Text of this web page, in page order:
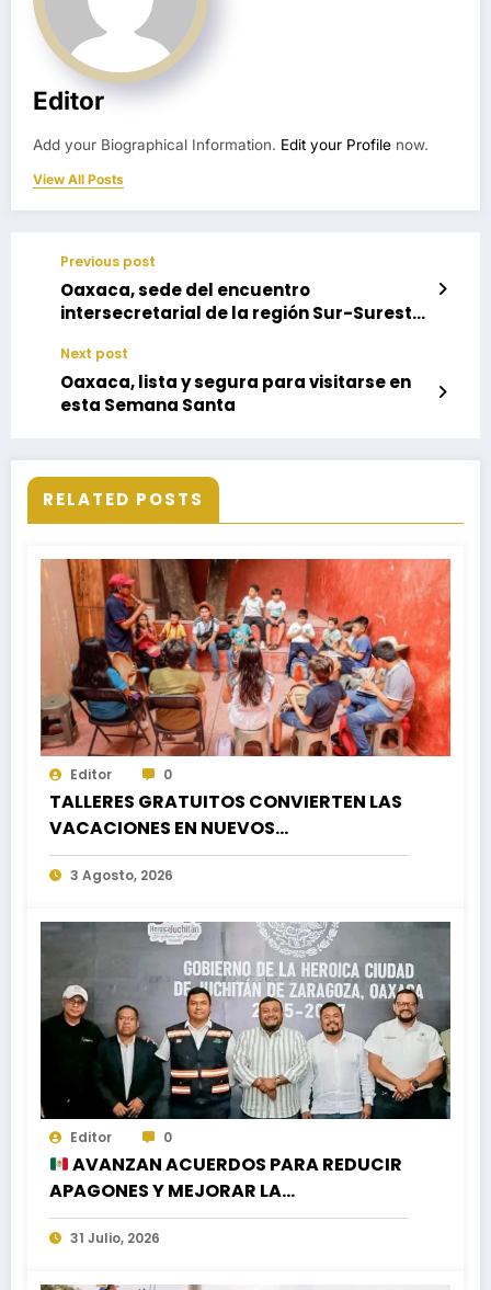
Editor
Add your Biographical Information. Edit your Profile now.
View All Posts
Previous post
Oaxaca, sede del encuentro
intersecretarial de la región Sur-Sureste
Next post
Oaxaca, lista y segura para visitarse en
esta Semana Santa
RELATED POSTS
Editor 0
TALLERES GRATUITOS CONVIERTEN LAS
VACACIONES EN NUEVOS
APRENDIZAJES PARA LA NIÑEZ
3 Agosto, 2026
Editor 0
AVANZAN ACUERDOS PARA REDUCIR
APAGONES Y MEJORAR LA
DISTRIBUCIÓN DEL AGUA EN LA CIUDAD
31 Julio, 2026